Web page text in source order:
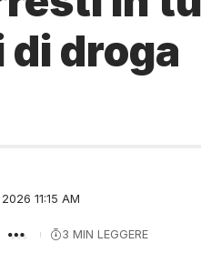
droga
11:15 AM
3 MIN LEGGERE